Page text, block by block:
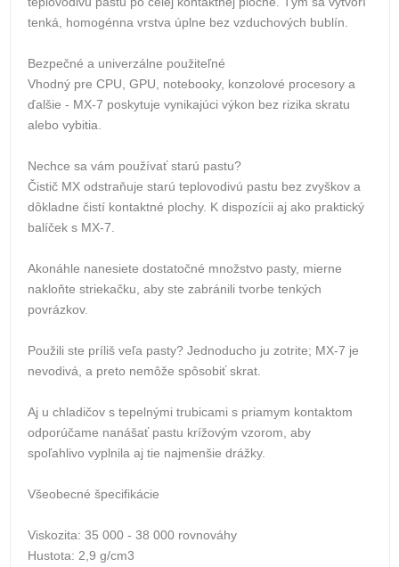
tenká, homogénna vrstva úplne bez vzduchových bublín.
Bezpečné a univerzálne použiteľné
Vhodný pre CPU, GPU, notebooky, konzolové procesory a
ďalšie - MX-7 poskytuje vynikajúci výkon bez rizika skratu
alebo vybitia.
Nechce sa vám používať starú pastu?
Čistič MX odstraňuje starú teplovodivú pastu bez zvyškov a
dôkladne čistí kontaktné plochy. K dispozícii aj ako praktický
balíček s MX-7.
Akonáhle nanesiete dostatočné množstvo pasty, mierne
nakloňte striekačku, aby ste zabránili tvorbe tenkých
povrázkov.
Použili ste príliš veľa pasty? Jednoducho ju zotrite; MX-7 je
nevodivá, a preto nemôže spôsobiť skrat.
Aj u chladičov s tepelnými trubicami s priamym kontaktom
odporúčame nanášať pastu krížovým vzorom, aby
spoľahlivo vyplnila aj tie najmenšie drážky.
Všeobecné špecifikácie
Viskozita: 35 000 - 38 000 rovnováhy
Hustota: 2,9 g/cm3